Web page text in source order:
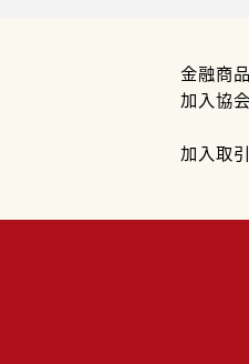
金融商
加入協会
加入取